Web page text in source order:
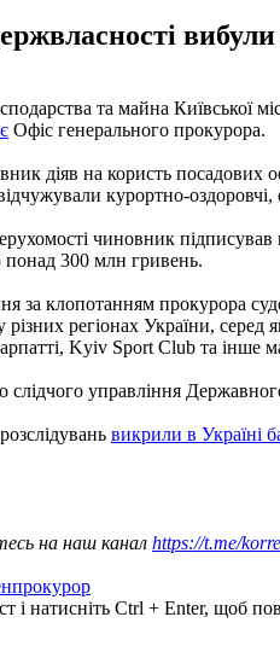
та майна Київської
Офіс генерального прокурора.
діяв на користь посадових
курортно-оздоровчі,
чиновник
понад 300 млн гривень.
за клопотанням прокурора
регіонах України,
Kyiv Sport Club та інше
слідчого управління
викрили в Україні
на наш канал https://t.me/
і натисніть Ctrl + Enter, щоб